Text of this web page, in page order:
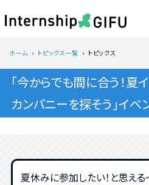
ホーム トピックス一覧 トピックス
「今からでも間に合う！夏
カンパニーを探そう」イベ
夏休みに参加したい！と思え